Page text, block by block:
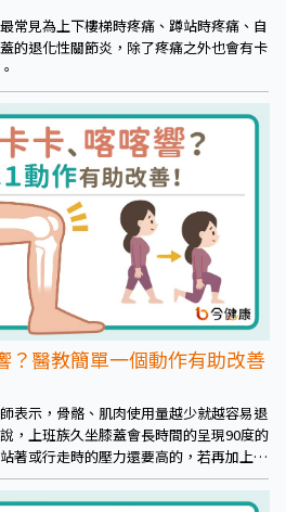
常見為上下樓梯時疼痛、蹲站時疼痛、自
的退化性關節炎，除了疼痛之外也會有卡
？醫教簡單一個動作有助改善
表示，骨骼、肌肉使用量越少就越容易退
，上班族久坐膝蓋會長時間的呈現90度的
著或行走時的壓力還要高的，若再加上膝
因素，膝蓋就容易卡卡的、發出喀喀聲